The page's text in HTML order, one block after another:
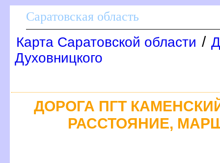
Саратовская область
Карта Саратовской области /
Духовницкого
ДОРОГА ПГТ
РАССТОЯНИЕ,